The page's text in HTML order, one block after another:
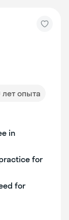
лет опыта
in
for
for